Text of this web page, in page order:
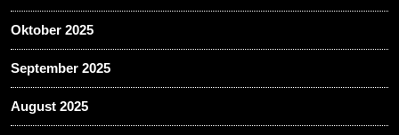
Oktober 2025
September 2025
August 2025